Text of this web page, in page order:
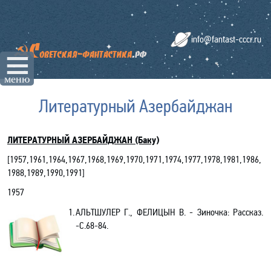
☰
меню
info@fantast-cccr.ru
Литературный Азербайджан
ЛИТЕРАТУРНЫЙ АЗЕРБАЙДЖАН (Баку)
[1957,1961,1964,1967,1968,1969,1970,1971,1974,1977,1978,1981,1986,
1988,1989,1990,1991]
1957
1.АЛЬТШУЛЕР Г., ФЕЛИЦЫН В. - Зиночка: Рассказ.
-С.68-84.